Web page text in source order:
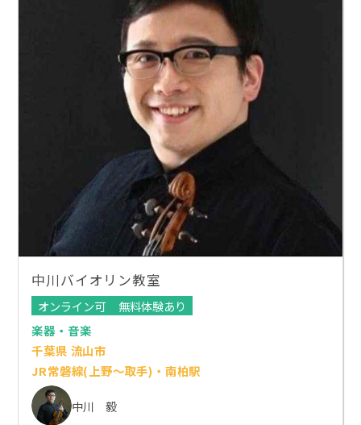
中川バイオリン教室
オンライン可
無料体験あり
楽器・音楽
千葉県 流山市
JR常磐線(上野～取手)・南柏駅
中川 毅